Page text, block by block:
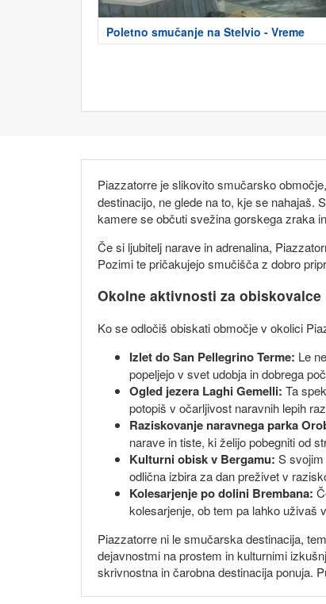
Poletno smučanje na Stelvio - Vreme
Piazzatorre je slikovito smučarsko
destinacijo, ne glede na to, kje se nahajaš.
kamere se občuti svežina gorskega zraka
Če si ljubitelj narave in adrenalina,
Pozimi te pričakujejo smučišča z dobro
Okolne aktivnosti za obiskovalce
Ko se odločiš obiskati območje v okolici
Izlet do San Pellegrino Terme: Le
popeljejo v svet udobja in dobrega
Ogled jezera Laghi Gemelli: Ta
potopiš v očarljivost naravnih lepih
Raziskovanje naravnega parka
narave in tiste, ki želijo pobegniti od
Kulturni obisk v Bergamu: S
odlična izbira za dan preživet v
Kolesarjenje po dolini Brembana:
kolesarjenje, ob tem pa lahko uživaš
Piazzatorre ni le smučarska destinacija,
dejavnostmi na prostem in kulturnimi
skrivnostna in čarobna destinacija ponuja.